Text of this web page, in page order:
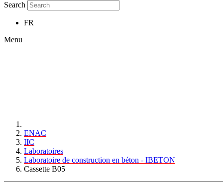
Search
FR
Menu
ENAC
IIC
Laboratoires
Laboratoire de construction en béton - IBETON
Cassette B05